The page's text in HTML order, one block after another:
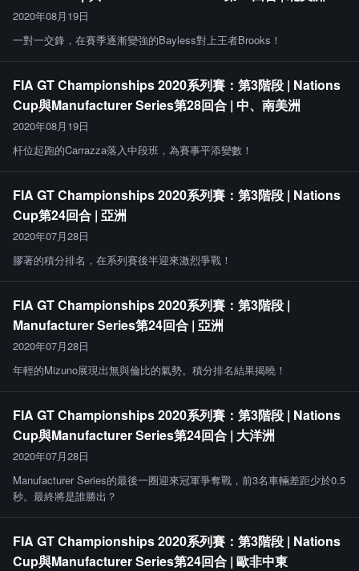
2020年08月19日
一對一交鋒，在賽季逐漸變強的Bayless對上王者Brooks！
FIA GT Championships 2020系列賽：第3階段 | Nations
Cup與Manufacturer Series第28回合 | 中、南美洲
2020年08月19日
杆位起跑的Carrazza落入中段班，為賽事平添變數！
FIA GT Championships 2020系列賽：第3階段 | Nations
Cup第24回合 | 亞洲
2020年07月28日
膠著的積分排名，在系列賽後半迎來激烈爭戰！
FIA GT Championships 2020系列賽：第3階段 |
Manufacturer Series第24回合 | 亞洲
2020年07月28日
年輕的Mizuno展現出無與倫比的氣勢。積分排名結果揭曉！
FIA GT Championships 2020系列賽：第3階段 | Nations
Cup與Manufacturer Series第24回合 | 大洋洲
2020年07月28日
Manufacturer Series的最後一圈迎來冠軍爭奪戰，前3名車輛差距少於0.5
秒。最終將是誰勝出？
FIA GT Championships 2020系列賽：第3階段 | Nations
Cup與Manufacturer Series第24回合 | 歐非中東